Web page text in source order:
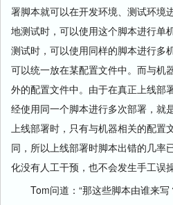
署脚本就可以在开发环境、测试环境
地测试时，可以使用这个脚本进行单
测试时，可以使用同样的脚本进行多
可以统一放在某配置文件中。而与机
外的配置文件中。由于在真正上线部
经使用同一个脚本进行多次部署，就
上线部署时，只有与机器相关的配置
同，所以上线部署时脚本出错的几率
化没有人工干预，也不会发生手工误
Tom问道：“那这些脚本由谁来写